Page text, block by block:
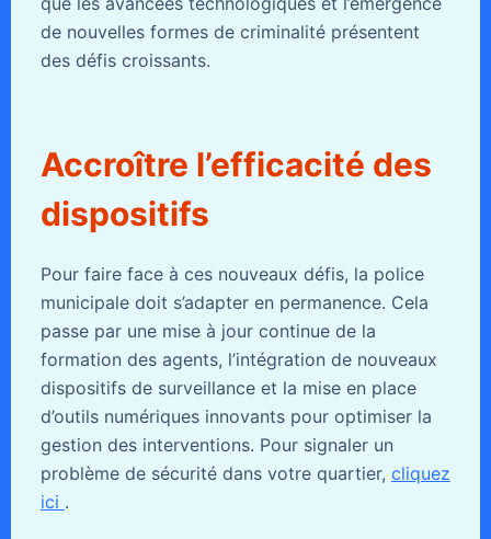
de nouvelles formes de criminalité présentent
des défis croissants.
Accroître l’efficacité des
dispositifs
Pour faire face à ces nouveaux défis, la police
municipale doit s’adapter en permanence. Cela
passe par une mise à jour continue de la
formation des agents, l’intégration de nouveaux
dispositifs de surveillance et la mise en place
d’outils numériques innovants pour optimiser la
gestion des interventions. Pour signaler un
problème de sécurité dans votre quartier, cliquez
ici .